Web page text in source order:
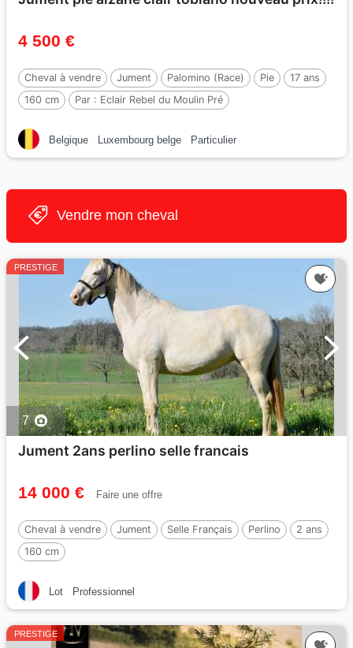
4 500 €
Cheval à vendre Jument Palomino (Race) Pie
17 ans
160 cm
Par : Eclair Rebel du Moulin Pré
Belgique Luxembourg belge Particulier
Vendre mon cheval
PRESTIGE
7
Jument 2ans perlino selle francais
14 000 € Faire une offre
Cheval à vendre Jument Selle Français Perlino
2 ans
160 cm
Lot Professionnel
PRESTIGE